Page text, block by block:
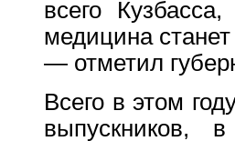
всего
медицина
— отметил
Всего в этом